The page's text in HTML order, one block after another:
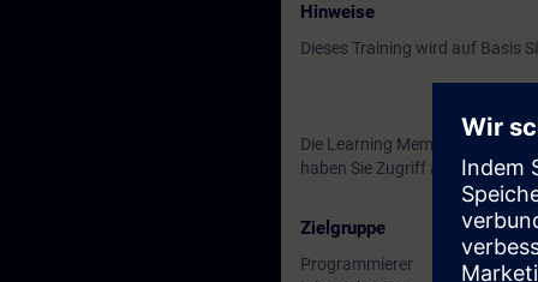
Hinweise
Dieses Training wird auf Basis
Die Learning Membership
haben Sie Zugriff auf alle der
Zielgruppe
Programmierer